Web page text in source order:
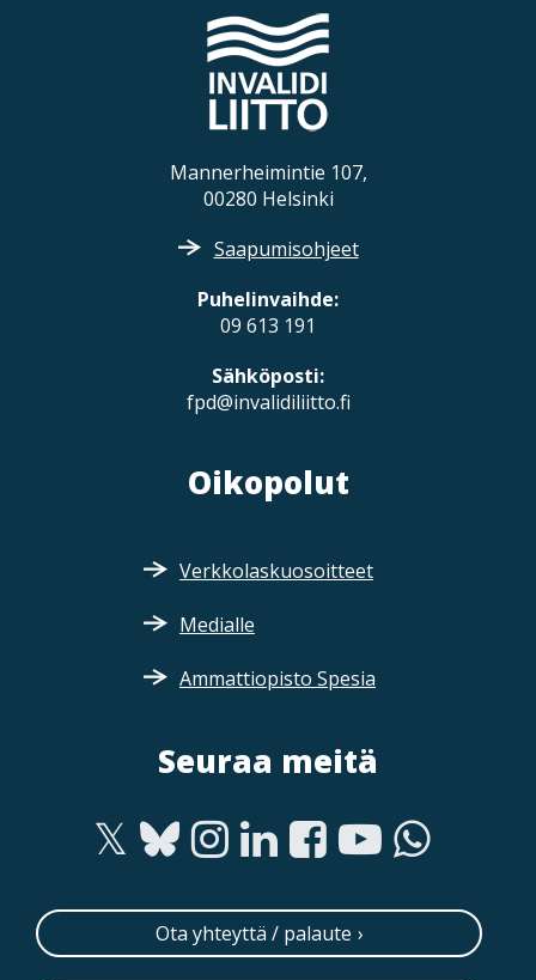
Mannerheimintie 107,
00280 Helsinki
Saapumisohjeet
Puhelinvaihde:
09 613 191
Sähköposti:
fpd@invalidiliitto.fi
Oikopolut
Verkkolaskuosoitteet
Medialle
Ammattiopisto Spesia
Seuraa meitä
Ota yhteyttä / palaute